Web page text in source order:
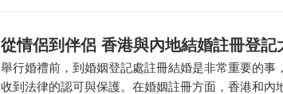
從情侶到伴侶 香港與內地結婚註冊登記
舉行婚禮前，到婚姻登記處註冊結婚是非常重要的事
收到法律的認可與保護。在婚姻註冊方面，香港和內